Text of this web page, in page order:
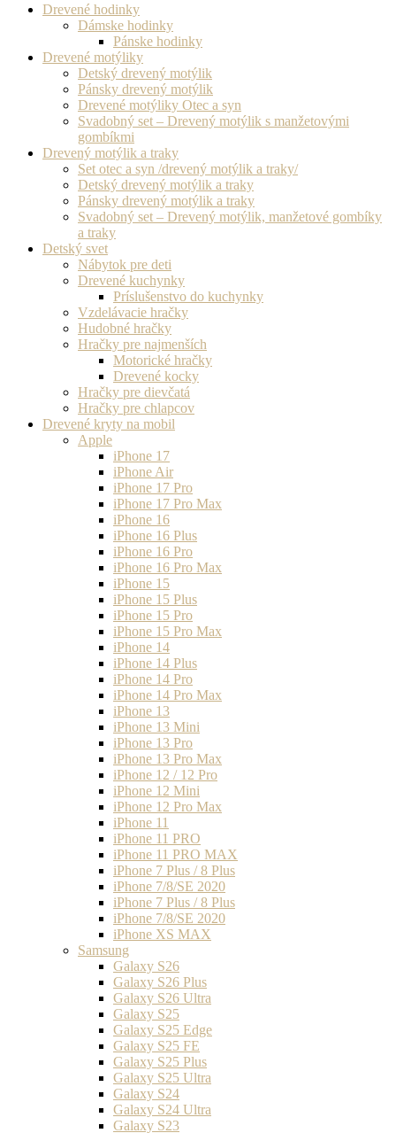
Drevené hodinky
Dámske hodinky
Pánske hodinky
Drevené motýliky
Detský drevený motýlik
Pánsky drevený motýlik
Drevené motýliky Otec a syn
Svadobný set – Drevený motýlik s manžetovými
gombíkmi
Drevený motýlik a traky
Set otec a syn /drevený motýlik a traky/
Detský drevený motýlik a traky
Pánsky drevený motýlik a traky
Svadobný set – Drevený motýlik, manžetové gombíky
a traky
Detský svet
Nábytok pre deti
Drevené kuchynky
Príslušenstvo do kuchynky
Vzdelávacie hračky
Hudobné hračky
Hračky pre najmenších
Motorické hračky
Drevené kocky
Hračky pre dievčatá
Hračky pre chlapcov
Drevené kryty na mobil
Apple
iPhone 17
iPhone Air
iPhone 17 Pro
iPhone 17 Pro Max
iPhone 16
iPhone 16 Plus
iPhone 16 Pro
iPhone 16 Pro Max
iPhone 15
iPhone 15 Plus
iPhone 15 Pro
iPhone 15 Pro Max
iPhone 14
iPhone 14 Plus
iPhone 14 Pro
iPhone 14 Pro Max
iPhone 13
iPhone 13 Mini
iPhone 13 Pro
iPhone 13 Pro Max
iPhone 12 / 12 Pro
iPhone 12 Mini
iPhone 12 Pro Max
iPhone 11
iPhone 11 PRO
iPhone 11 PRO MAX
iPhone 7 Plus / 8 Plus
iPhone 7/8/SE 2020
iPhone 7 Plus / 8 Plus
iPhone 7/8/SE 2020
iPhone XS MAX
Samsung
Galaxy S26
Galaxy S26 Plus
Galaxy S26 Ultra
Galaxy S25
Galaxy S25 Edge
Galaxy S25 FE
Galaxy S25 Plus
Galaxy S25 Ultra
Galaxy S24
Galaxy S24 Ultra
Galaxy S23